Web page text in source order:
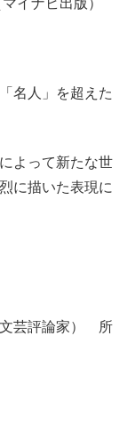
イナビ出版）
名人」を超えた
よって新たな世
に描いた表現に
芸評論家） 所